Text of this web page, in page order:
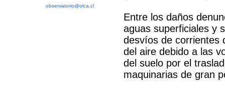
Entre los daños
aguas superficiales y
desvíos de corrientes
del aire debido a las
del suelo por el
maquinarias de gran